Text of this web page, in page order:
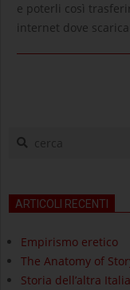
e poterli così
internet dove
cerca
ARTICOLI RECENTI
Empirismo eretico
The Anatomy of
Storia dell’altra Italia